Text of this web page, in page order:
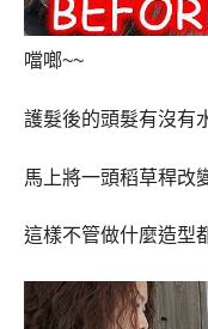
噹啷~~
護髮後的頭髮有沒有
馬上將一頭稻草稈改
這樣不管做什麼造型